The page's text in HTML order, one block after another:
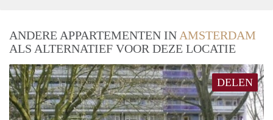
ANDERE APPARTEMENTEN IN AMSTERDAM
ALS ALTERNATIEF VOOR DEZE LOCATIE
DELEN